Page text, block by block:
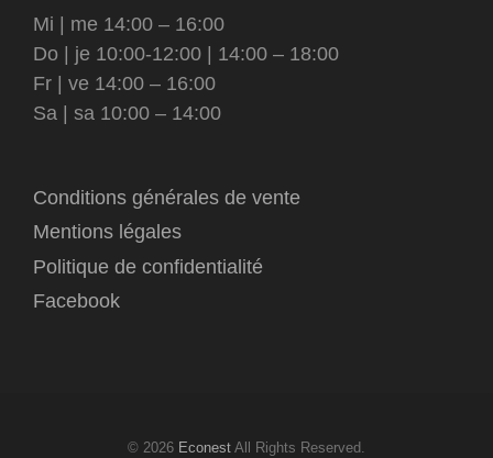
Mi | me 14:00 – 16:00
Do | je 10:00-12:00 | 14:00 – 18:00
Fr | ve 14:00 – 16:00
Sa | sa 10:00 – 14:00
Conditions générales de vente
Mentions légales
Politique de confidentialité
Facebook
© 2026 Econest All Rights Reserved.